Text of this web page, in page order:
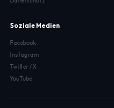
Soziale Medien
Facebook
Instagram
Twitter / X
YouTube